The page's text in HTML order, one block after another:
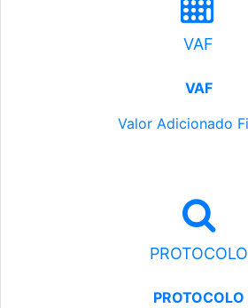
VAF
VAF
Valor Adicionado
PROTOCOLO
PROTOCOLO